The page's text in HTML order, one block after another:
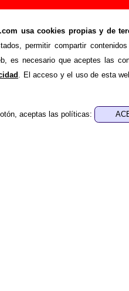
usa cookies propias y de
permitir compartir
es necesario que aceptes las
. El acceso y el uso de esta
aceptas las políticas:
- Añadir o corregir
>Añadir
adicional, puedes enviar
o escribiendo un e-mail